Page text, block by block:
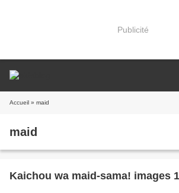
Publicité
Accueil » maid
maid
Kaichou wa maid-sama! images 1